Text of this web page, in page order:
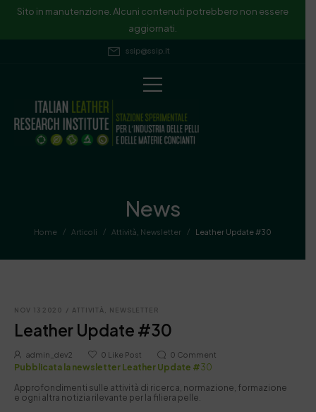
Sito in manutenzione. Alcuni contenuti potrebbero non essere
aggiornati.
ssip@ssip.it
News
Home / Articoli / Attività Newsletter / Leather Update #30
NOV 13 2020 / ATTIVITÀ, NEWSLETTER
Leather Update #30
admin_dev2 0 Like Post 0 Comment
Pubblicata la newsletter Leather Update #30
Approfondimenti sulle attività di ricerca, normazione, formazione
e ogni altra notizia rilevante per la filiera pelle.